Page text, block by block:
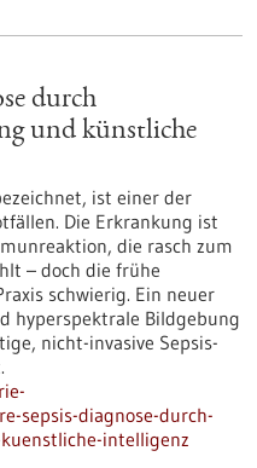
durch
und künstliche
ist einer der
Die Erkrankung ist
die rasch zum
– doch die frühe
schwierig. Ein neuer
hyperspektrale Bildgebung
nicht-invasive Sepsis-
sepsis-diagnose-durch-
intelligenz